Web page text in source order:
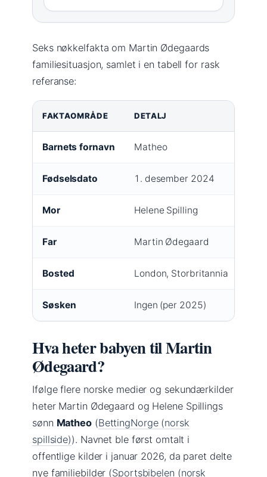
Seks nøkkelfakta om Martin Ødegaards
familiesituasjon, samlet i en tabell for rask
referanse:
FAKTAOMRÅDE DETALJ
Barnets fornavn Matheo
Fødselsdato 1. desember 2024
Mor Helene Spilling
Far Martin Ødegaard
Bosted London, Storbritannia
Søsken Ingen (per 2025)
Hva heter babyen til Martin
Ødegaard?
Ifølge flere norske medier og sekundærkilder
heter Martin Ødegaard og Helene Spillings
sønn Matheo(BettingNorge (norsk
spillside)). Navnet ble først omtalt i
offentlige kilder i januar 2026, da paret delte
nye familiebilder (Sportsbibelen (norsk